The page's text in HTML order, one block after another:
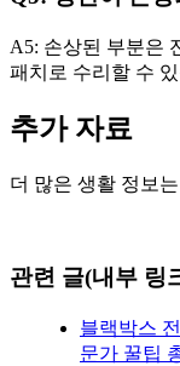
A5: 손상된 부분은
패치로 수리할 수
추가 자료
더 많은 생활 정보는
관련 글(내부 링
블랙박스
문가 꿀팁